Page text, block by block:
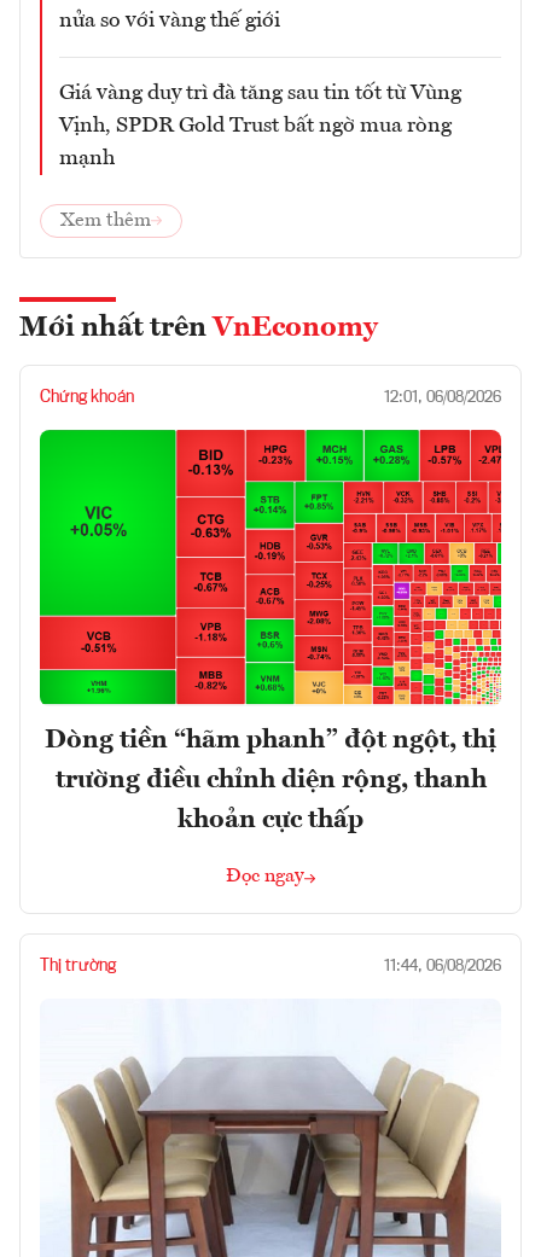
nửa so với vàng thế giới
Giá vàng duy trì đà tăng sau tin tốt từ Vùng
Vịnh, SPDR Gold Trust bất ngờ mua ròng
mạnh
Xem thêm
Mới nhất trên VnEconomy
Chứng khoán 12:01, 06/08/2026
Dòng tiền “hãm phanh” đột ngột, thị
trường điều chỉnh diện rộng, thanh
khoản cực thấp
Đọc ngay
Thị trường 11:44, 06/08/2026